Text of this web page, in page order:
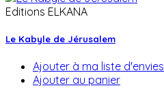
Editions ELKANA
Le Kabyle de Jérusalem
Ajouter à ma liste d'envies
Ajouter au panier